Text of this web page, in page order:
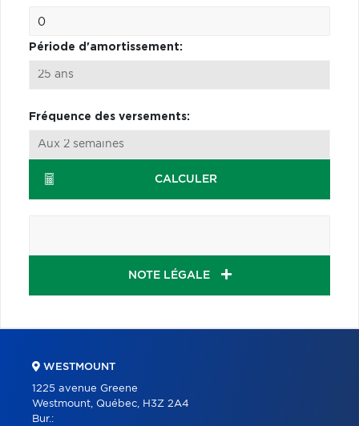
Période d'amortissement:
Fréquence des versements:
CALCULER
NOTE LÉGALE
WESTMOUNT
1225 avenue Greene
Westmount, Québec, H3Z 2A4
Bur.: